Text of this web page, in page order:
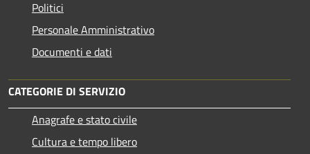
Politici
Personale Amministrativo
Documenti e dati
CATEGORIE DI SERVIZIO
Anagrafe e stato civile
Cultura e tempo libero